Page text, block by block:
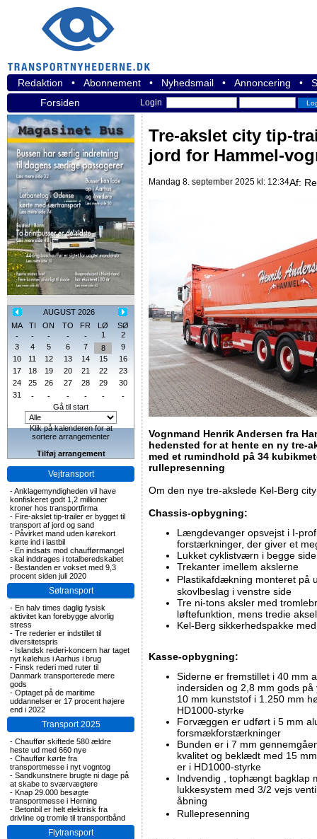
Redaktion • Abonnement • Nyhedsmail • Annoncering •
Forsiden
Login
AUGUST 2026
MA
TI ON TO FR LØ
SØ
-
- - - - 1
2
3
4 5 6 7 8
9
10
11 12 13 14 15
16
17
18 19 20 21 22
23
24
25 26 27 28 29
30
31
- - - - -
-
Gå til start
Klik på kalenderen for at
sortere arrangementer
Tilføj arrangement
Vejtransport
-Anklagemyndigheden vil have
konfiskeret godt 1,2 millioner
kroner hos transportfirma
- Fire-akslet tip-trailer er bygget til
transport af jord og sand
- Påvirket mand uden kørekort
kørte ind i lastbil
- En indsats mod chaufførmangel
skal inddrages i totalberedskabet
- Bestanden er vokset med 9,3
procent siden juli 2020
Søtransport
- En halv times daglig fysisk
aktivitet kan forebygge alvorlig
stress
- Tre rederier er indstillet til
diversitetspris
- Islandsk rederi-koncern har taget
nyt kølehus i Aarhus i brug
- Finsk rederi med ruter til
Danmark transporterede mere
gods
- Optaget på de maritime
uddannelser er 17 procent højere
end i 2022
Transport 2025
- Chauffør skiftede 580 ældre
heste ud med 660 nye
- Chauffør kørte fra
transportmesse i nyt vogntog
- Sandkunstnere brugte ni dage på
at skabe to sværvægtere
- Knap 29.000 besøgte
transportmesse i Herning
- Betonbil er helt elektrisk fra
drivline og tromle til transportbånd
Flytransport
Tre-akslet city tip-
jord for Hammel-
Mandag 8. september 2025 kl: 12:34Af:
Vognmand Henrik Andersen fra
hedensted for at hente en ny tre-
med et rumindhold på 34
rullepresenning
Om den nye tre-akslede Kel-Berg
Chassis-opbygning:
Længdevanger opsvejst i I-
forstærkninger, der giver et
Lukket cyklistværn i begge
Trekanter imellem akslerne
Plastikafdækning monteret på
skovlbeslag i venstre side
Tre ni-tons aksler med
løftefunktion, mens tredie
Kel-Berg sikkerhedspakke
Kasse-opbygning:
Siderne er fremstillet i 40 mm
indersiden og 2,8 mm gods
10 mm kunststof i 1.250 mm
HD1000-styrke
Forvæggen er udført i 5 mm
forsmækforstærkninger
Bunden er i 7 mm
kvalitet og beklædt med 15
er i HD1000-styrke
Indvendig , tophængt bagklap
lukkesystem med 3/2 vejs
åbning
Rullepresenning